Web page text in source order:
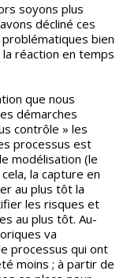
soyons plus
décliné ces
bien
réaction en temps
que nous
démarches
contrôle » les
processus est
modélisation (le
la capture en
au plus tôt la
les risques et
au plus tôt. Au-
va
processus qui ont
moins ; à partir de